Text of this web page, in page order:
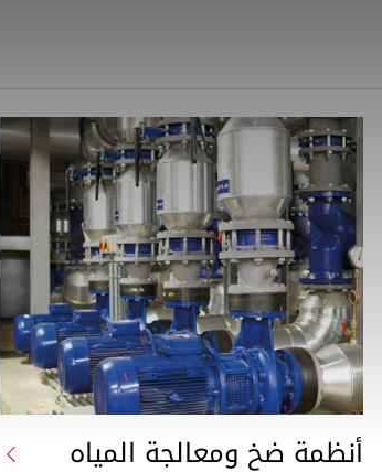
أنظمة ضخ ومعالجة المياه